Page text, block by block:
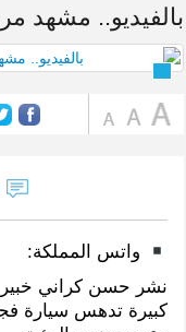
بالفيديو.. مشهد
واتس المملكة:
نشر حسن كراني خبير
كبيرة تدهس سيارة